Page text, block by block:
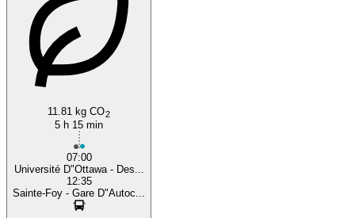
11.81 kg CO2
5 h 15 min
07:00
Université D"Ottawa - Des...
12:35
Sainte-Foy - Gare D"Autoc...